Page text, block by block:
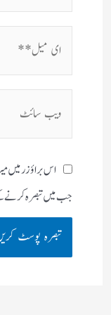
اس براؤزر میں
جب میں تبصرہ